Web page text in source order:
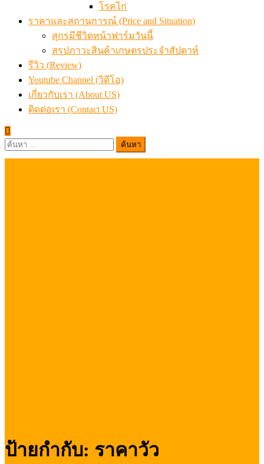
โรคไก่
ราคาและสถานการณ์ (Price and Situation)
สุกรมีชีวิตหน้าฟาร์มวันนี้
สรุปภาวะสินค้าเกษตรประจำสัปดาห์
รีวิว (Review)
Youtube Channel (วิดีโอ)
เกี่ยวกับเรา (About US)
ติดต่อเรา (Contact US)
ค้นหา
สำหรับ:
ป้ายกำกับ: ราคาวัว